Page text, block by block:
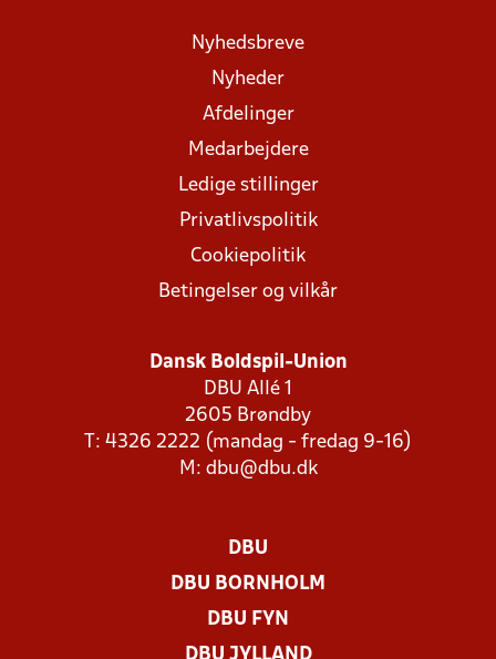
Nyhedsbreve
Nyheder
Afdelinger
Medarbejdere
Ledige stillinger
Privatlivspolitik
Cookiepolitik
Betingelser og vilkår
Dansk Boldspil-Union
DBU Allé 1
2605 Brøndby
T: 4326 2222 (mandag - fredag 9-16)
M: dbu@dbu.dk
DBU
DBU BORNHOLM
DBU FYN